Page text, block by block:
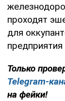
проходят
для
Только
Telegram-
на фейки!